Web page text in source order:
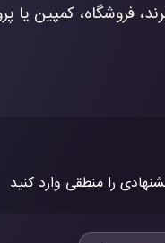
فروشگاه، کمپین یا
را منطقی وارد کنید